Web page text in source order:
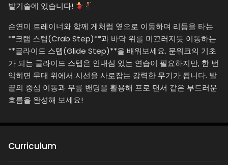
발기술에 있습니다!
손연미 트레이너와 함께 게처럼 옆으로 이동하며 리듬을 타는
**크랩 스텝(Crab Step)**과 바닥 위를 미끄러지듯 이동하는
**글라이드 스텝(Glide Step)**을 배워보세요. 문워크의 기초
가 되는 글라이드 스텝은 인내심 있는 연습이 필요하지만, 한 번
익히면 무대 위에서 시선을 사로잡는 강력한 무기가 됩니다. 발
끝의 중심 이동과 무릎 밴딩을 활용해 프로 댄서 같은 부드러운
흐름을 완성해 보세요!
Curriculum